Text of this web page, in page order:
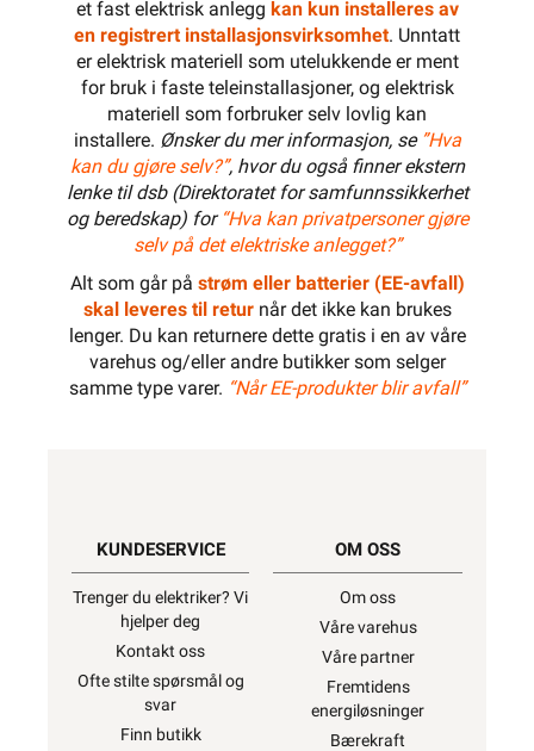
et fast elektrisk anlegg kan kun installeres av
en registrert installasjonsvirksomhet. Unntatt
er elektrisk materiell som utelukkende er ment
for bruk i faste teleinstallasjoner, og elektrisk
materiell som forbruker selv lovlig kan
installere. Ønsker du mer informasjon, se ”Hva
kan du gjøre selv?”, hvor du også finner ekstern
lenke til dsb (Direktoratet for samfunnssikkerhet
og beredskap) for “Hva kan privatpersoner gjøre
selv på det elektriske anlegget?”
Alt som går på strøm eller batterier (EE-avfall)
skal leveres til returnår det ikke kan brukes
lenger. Du kan returnere dette gratis i en av våre
varehus og/eller andre butikker som selger
samme type varer. “Når EE-produkter blir avfall”
KUNDESERVICE
Trenger du elektriker? Vi
hjelper deg
Kontakt oss
Ofte stilte spørsmål og
svar
Finn butikk
OM OSS
Om oss
Våre varehus
Våre partner
Fremtidens
energiløsninger
Bærekraft